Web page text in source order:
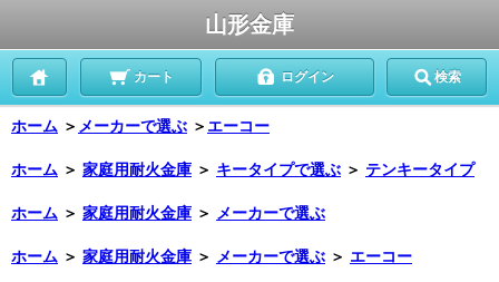
山形金庫
カート ログイン 検索
ホーム ＞ メーカーで選ぶ ＞ エーコー
ホーム ＞ 家庭用耐火金庫 ＞ キータイプで選ぶ ＞ テンキータイプ
ホーム ＞ 家庭用耐火金庫 ＞ メーカーで選ぶ
ホーム ＞ 家庭用耐火金庫 ＞ メーカーで選ぶ ＞ エーコー